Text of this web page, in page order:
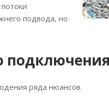
подвода, но
подключения
ряда нюансов.